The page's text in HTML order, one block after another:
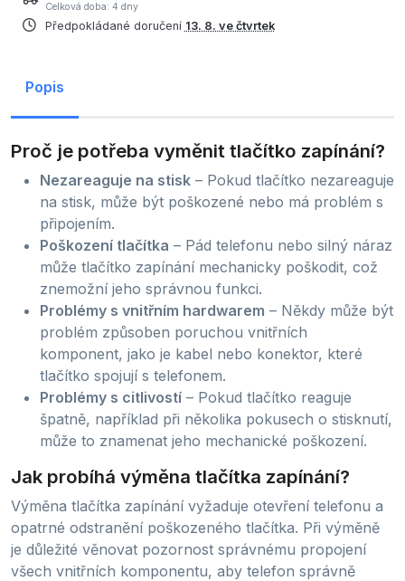
Celková doba: 4 dny
Předpokládané doručení 13. 8. ve čtvrtek
Popis
Proč je potřeba vyměnit tlačítko zapínání?
Nezareaguje na stisk – Pokud tlačítko nezareaguje
na stisk, může být poškozené nebo má problém s
připojením.
Poškození tlačítka – Pád telefonu nebo silný náraz
může tlačítko zapínání mechanicky poškodit, což
znemožní jeho správnou funkci.
Problémy s vnitřním hardwarem – Někdy může být
problém způsoben poruchou vnitřních
komponent, jako je kabel nebo konektor, které
tlačítko spojují s telefonem.
Problémy s citlivostí – Pokud tlačítko reaguje
špatně, například při několika pokusech o stisknutí,
může to znamenat jeho mechanické poškození.
Jak probíhá výměna tlačítka zapínání?
Výměna tlačítka zapínání vyžaduje otevření telefonu a
opatrné odstranění poškozeného tlačítka. Při výměně
je důležité věnovat pozornost správnému propojení
všech vnitřních komponentu, aby telefon správně